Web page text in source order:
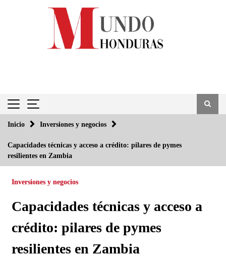
Inicio Inversiones y negocios
Capacidades técnicas y acceso a crédito: pilares de pymes
resilientes en Zambia
Inversiones y negocios
Capacidades técnicas y acceso a
crédito: pilares de pymes
resilientes en Zambia